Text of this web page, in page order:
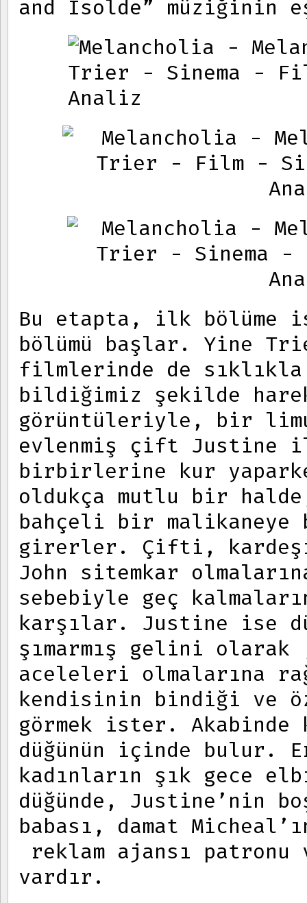
and Isolde” müziğinin
Bu etapta, ilk bölüme
bölümü başlar. Yine
filmlerinde de
bildiğimiz şekilde
görüntüleriyle, bir
evlenmiş çift Justine
birbirlerine kur
oldukça mutlu bir
bahçeli bir malikaneye
girerler. Çifti, kardeşi
John sitemkar
sebebiyle geç
karşılar. Justine ise
şımarmış gelini
aceleleri olmalarına
kendisinin bindiği ve
görmek ister.
düğünün içinde bulur.
kadınların şık gece
düğünde, Justine’nin
babası, damat
reklam ajansı
vardır.